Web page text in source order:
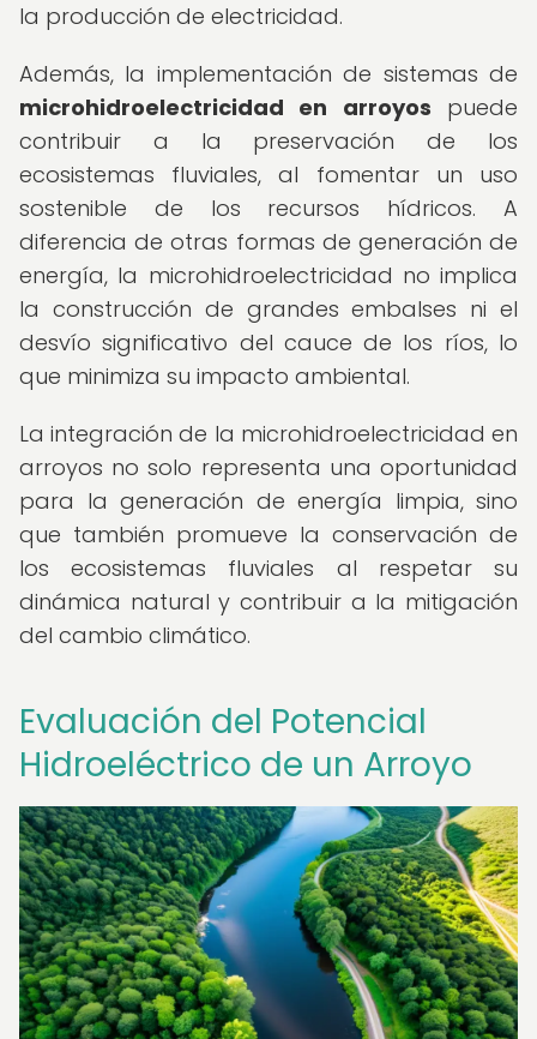
la producción de electricidad.
Además, la implementación de sistemas de
microhidroelectricidad en arroyos puede
contribuir a la preservación de los
ecosistemas fluviales, al fomentar un uso
sostenible de los recursos hídricos. A
diferencia de otras formas de generación de
energía, la microhidroelectricidad no implica
la construcción de grandes embalses ni el
desvío significativo del cauce de los ríos, lo
que minimiza su impacto ambiental.
La integración de la microhidroelectricidad en
arroyos no solo representa una oportunidad
para la generación de energía limpia, sino
que también promueve la conservación de
los ecosistemas fluviales al respetar su
dinámica natural y contribuir a la mitigación
del cambio climático.
Evaluación del Potencial
Hidroeléctrico de un Arroyo